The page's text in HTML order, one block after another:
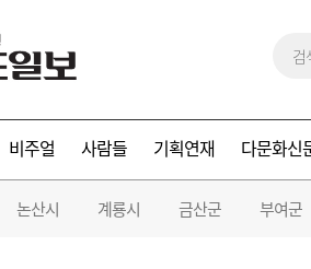
비주얼 사람들 기획연재 다문화신
논산시 계룡시 금산군 부여군